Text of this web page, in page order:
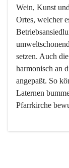
Wein, Kunst
Ortes, welcher
setzen. Auch
harmonisch an
angepaßt. So
Laternen
Pfarrkirche
Der Weinbau